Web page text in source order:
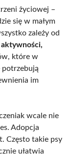
życiowej –
się w małym
zależy od
które w
potrzebują
im
wcale nie
Adopcja
Często takie psy
ułatwia